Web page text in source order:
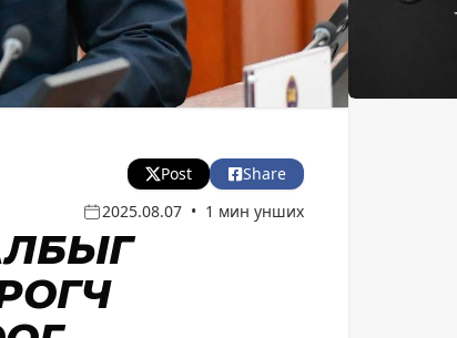
Post
Share
2025.08.07 • 1 мин унших